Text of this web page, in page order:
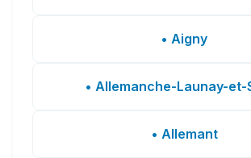
• Aigny
• Allemanche-Launay-et-
• Allemant